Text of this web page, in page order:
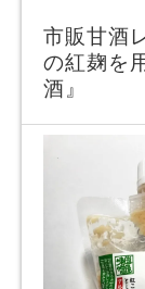
市販甘酒
の紅麹を
酒』